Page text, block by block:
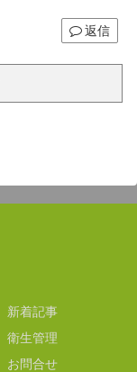
返信
新着記事
衛生管理
お問合せ